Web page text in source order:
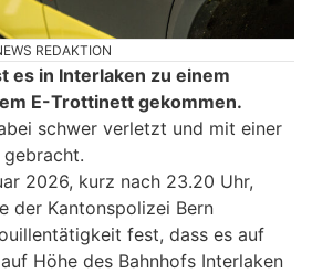
REDAKTION
es in Interlaken zu einem
E-Trottinett gekommen.
schwer verletzt und mit einer
2026, kurz nach 23.20 Uhr,
der Kantonspolizei Bern
fest, dass es auf
Höhe des Bahnhofs Interlaken